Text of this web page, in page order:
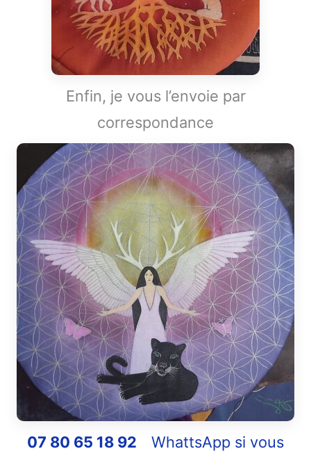
Enfin, je vous l’envoie par
correspondance
07 80 65 18 92
WhattsApp si vous